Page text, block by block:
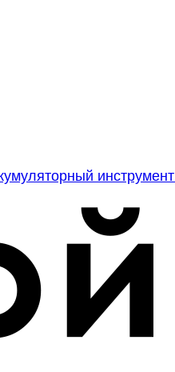
инструмент